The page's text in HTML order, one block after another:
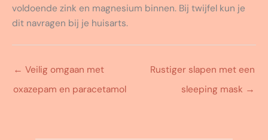
voldoende zink en magnesium binnen. Bij twijfel kun je
dit navragen bij je huisarts.
← Veilig omgaan met
oxazepam en paracetamol
Rustiger slapen met een
sleeping mask →